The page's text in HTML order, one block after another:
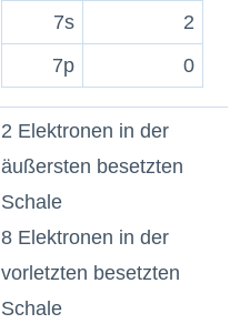
7s
2
7p
0
2 Elektronen in der
äußersten besetzten
Schale
8 Elektronen in der
vorletzten besetzten
Schale